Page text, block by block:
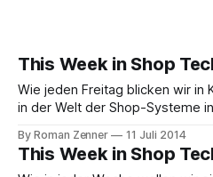
This Week in Shop
Wie jeden Freitag blicken wir in
in der Welt der Shop-Systeme
Magento Go einzustellen.
Wochen veröffentlichten re/
By Roman Zenner 11 Juli 2014
This Week in Shop